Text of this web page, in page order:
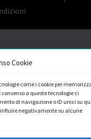
Cookie
come i cookie per
a queste tecnologie ci
di navigazione o ID unici su
negativamente su alcune